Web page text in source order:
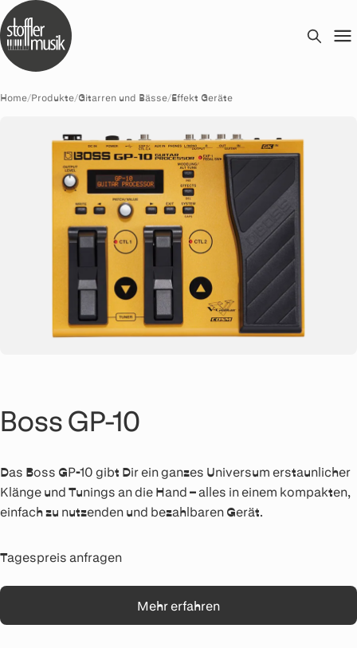
Home/Produkte/Gitarren und Bässe/Effekt Geräte
Boss GP-10
Das Boss GP-10 gibt Dir ein ganzes Universum erstaunlicher
Klänge und Tunings an die Hand – alles in einem kompakten,
einfach zu nutzenden und bezahlbaren Gerät.
Tagespreis anfragen
Mehr erfahren